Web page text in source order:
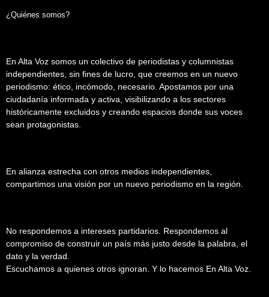
¿Quiénes somos?
En Alta Voz somos un colectivo de periodistas y columnistas
independientes, sin fines de lucro, que creemos en un nuevo
periodismo: ético, incómodo, necesario. Apostamos por una
ciudadanía informada y activa, visibilizando a los sectores
históricamente excluidos y creando espacios donde sus voces
sean protagonistas.
En alianza estrecha con otros medios independientes,
compartimos una visión por un nuevo periodismo en la región.
No respondemos a intereses partidarios. Respondemos al
compromiso de construir un país más justo desde la palabra, el
dato y la verdad.
Escuchamos a quienes otros ignoran. Y lo hacemos En Alta Voz.